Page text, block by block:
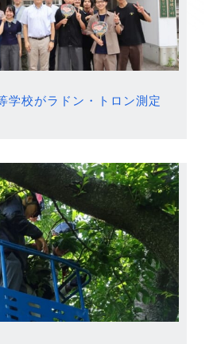
学校がラドン・トロン測定